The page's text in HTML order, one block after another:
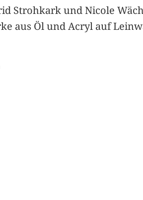
Strohkark und Nicole
aus Öl und Acryl auf